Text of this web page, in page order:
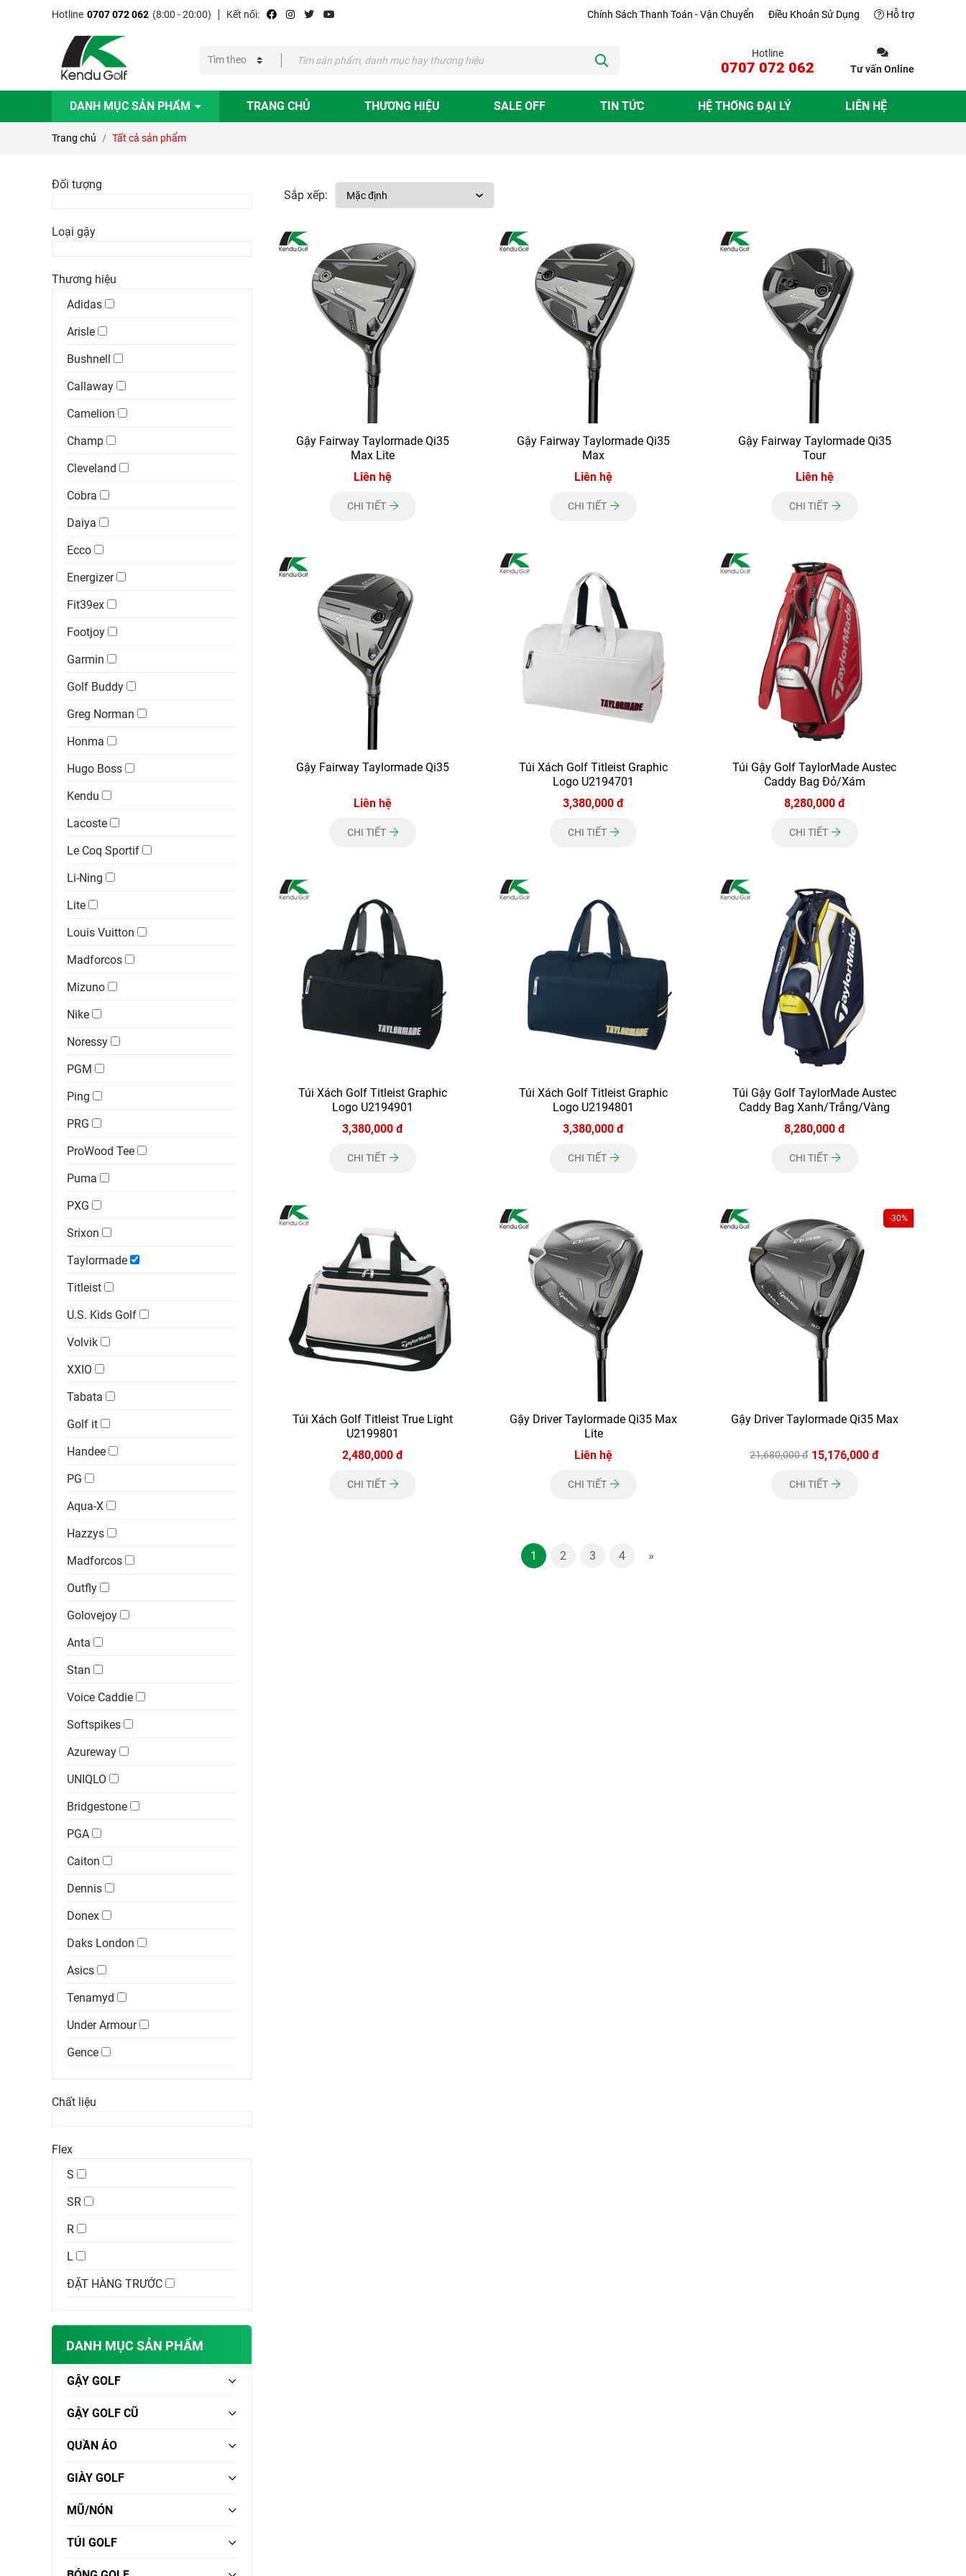
Hotline 0707 072 062 (8:00 - 20:00) Kết nối: Chính Sách Thanh Toán - Vận Chuyển Điều Khoản Sử Dụng Hỗ trợ
Hotline
0707 072 062 Tư vấn Online
DANH MỤC SẢN PHẨM TRANG CHỦ THƯƠNG HIỆU SALE OFF TIN TỨC HỆ THỐNG ĐẠI LÝ LIÊN HỆ
Trang chủ Tất cả sản phẩm
Đối tượng
Loại gậy
Thương hiệu
Adidas
Arisle
Bushnell
Callaway
Camelion
Champ
Cleveland
Cobra
Daiya
Ecco
Energizer
Fit39ex
Footjoy
Garmin
Golf Buddy
Greg Norman
Honma
Hugo Boss
Kendu
Lacoste
Le Coq Sportif
Li-Ning
Lite
Louis Vuitton
Madforcos
Mizuno
Nike
Noressy
PGM
Ping
PRG
ProWood Tee
Puma
PXG
Srixon
Taylormade
Titleist
U.S. Kids Golf
Volvik
XXIO
Tabata
Golf it
Handee
PG
Aqua-X
Hazzys
Madforcos
Outfly
Golovejoy
Anta
Stan
Voice Caddie
Softspikes
Azureway
UNIQLO
Bridgestone
PGA
Caiton
Dennis
Donex
Daks London
Asics
Tenamyd
Under Armour
Gence
Chất liệu
Flex
S
SR
R
L
ĐẶT HÀNG TRƯỚC
DANH MỤC SẢN PHẨM
GẬY GOLF
GẬY GOLF CŨ
QUẦN ÁO
GIÀY GOLF
MŨ/NÓN
TÚI GOLF
Sắp xếp:
Gậy Fairway Taylormade Qi35
Max Lite
Liên hệ
CHI TIẾT
Gậy Fairway Taylormade Qi35
Max
Liên hệ
CHI TIẾT
Gậy Fairway Taylormade Qi35
Tour
Liên hệ
CHI TIẾT
Gậy Fairway Taylormade Qi35
Liên hệ
CHI TIẾT
Túi Xách Golf Titleist Graphic
Logo U2194701
3,380,000 đ
CHI TIẾT
Túi Gậy Golf TaylorMade Austec
Caddy Bag Đỏ/Xám
8,280,000 đ
CHI TIẾT
Túi Xách Golf Titleist Graphic
Logo U2194901
3,380,000 đ
CHI TIẾT
Túi Xách Golf Titleist Graphic
Logo U2194801
3,380,000 đ
CHI TIẾT
Túi Gậy Golf TaylorMade Austec
Caddy Bag Xanh/Trắng/Vàng
8,280,000 đ
CHI TIẾT
Túi Xách Golf Titleist True Light
U2199801
2,480,000 đ
CHI TIẾT
Gậy Driver Taylormade Qi35 Max
Lite
Liên hệ
CHI TIẾT
-30%
Gậy Driver Taylormade Qi35 Max
21,680,000 đ 15,176,000 đ
CHI TIẾT
1 2 3 4 »